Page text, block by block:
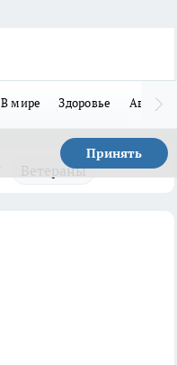
В мире Здоровье Авто
Принять
Ветераны